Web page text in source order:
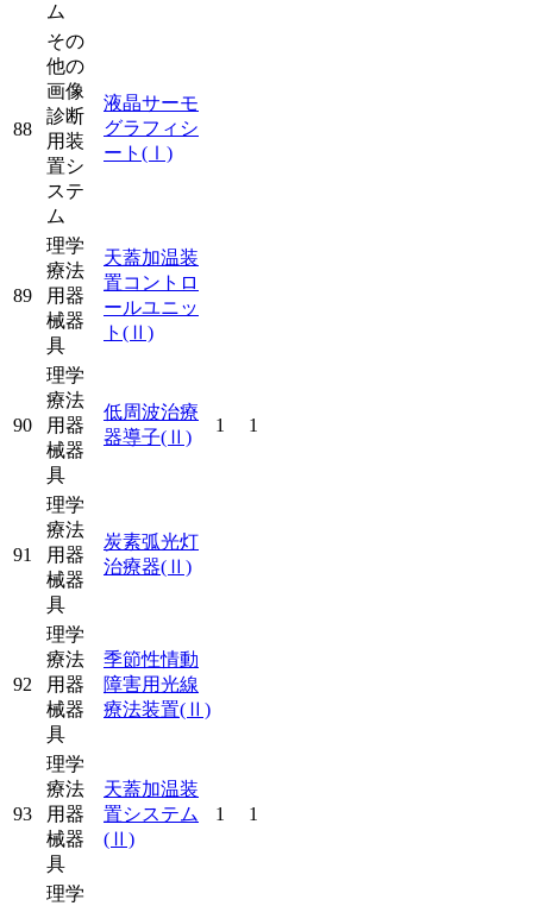
ム
88
その
他の
画像
診断
用装
置シ
ステ
ム
液晶サーモ
グラフィシ
ート (Ⅰ)
89
理学
療法
用器
械器
具
天蓋加温装
置コントロ
ールユニッ
ト (Ⅱ)
90
理学
療法
用器
械器
具
低周波治療
器導子(Ⅱ)
1 1
91
理学
療法
用器
械器
具
炭素弧光灯
治療器(Ⅱ)
92
理学
療法
用器
械器
具
季節性情動
障害用光線
療法装置(Ⅱ)
93
理学
療法
用器
械器
具
天蓋加温装
置システム
(Ⅱ)
1 1
理学